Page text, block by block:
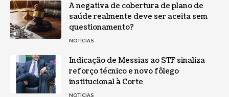
A negativa de cobertura de plano de
saúde realmente deve ser aceita sem
questionamento?
NOTÍCIAS
Indicação de Messias ao STF sinaliza
reforço técnico e novo fôlego
institucional à Corte
NOTÍCIAS